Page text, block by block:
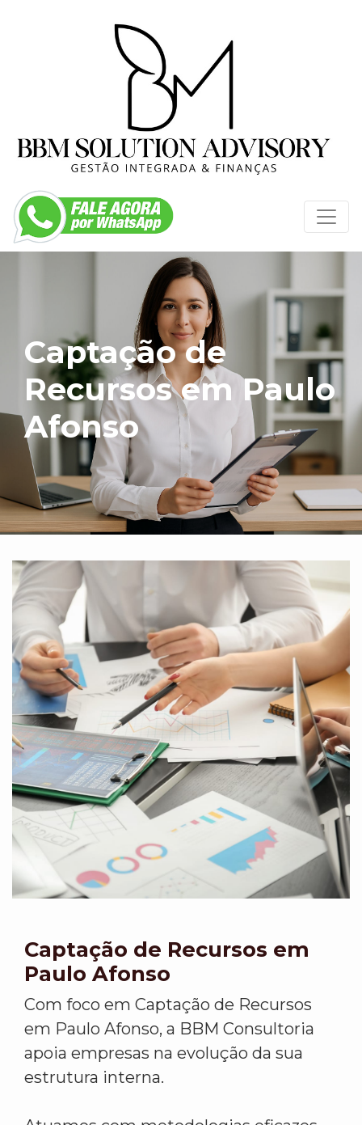
Captação de
Recursos em Paulo
Afonso
Captação de Recursos em
Paulo Afonso
Com foco em Captação de Recursos
em Paulo Afonso, a BBM Consultoria
apoia empresas na evolução da sua
estrutura interna.